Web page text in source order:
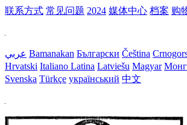
联系方式 常见问题 2024 媒体中心 档案 购
عربي Bamanakan Български Čeština
Hrvatski Italiano Latina Latviešu Magyar
Svenska Türkçe український 中文